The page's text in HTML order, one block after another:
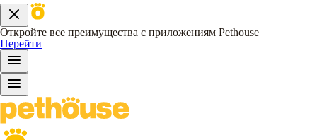
Откройте все преимущества с приложениям Pethouse
Перейти